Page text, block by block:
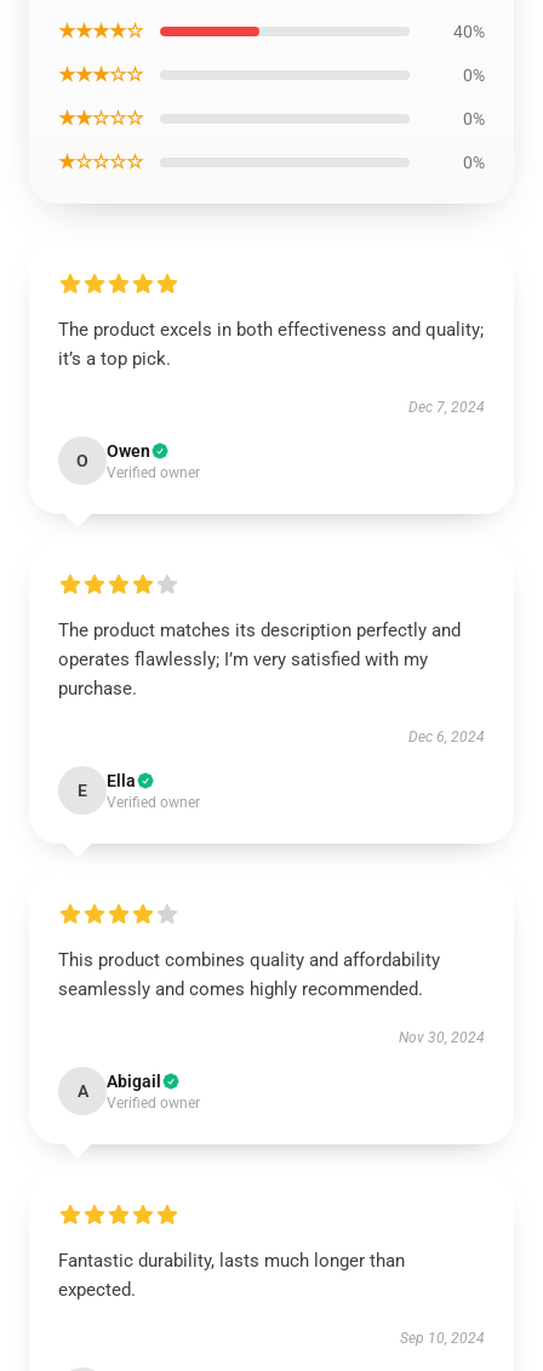
★★★★☆ 40%
★★★☆☆ 0%
★★☆☆☆ 0%
★☆☆☆☆ 0%
The product excels in both effectiveness and quality;
it’s a top pick.
Dec 7, 2024
O Owen
Verified owner
The product matches its description perfectly and
operates flawlessly; I’m very satisfied with my
purchase.
Dec 6, 2024
E Ella
Verified owner
This product combines quality and affordability
seamlessly and comes highly recommended.
Nov 30, 2024
A Abigail
Verified owner
Fantastic durability, lasts much longer than
expected.
Sep 10, 2024